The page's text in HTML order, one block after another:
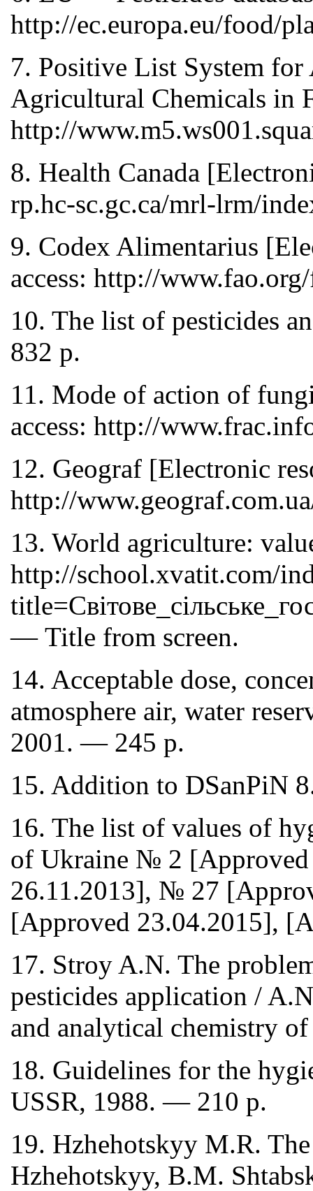
http://ec.europa.eu/food/
7. Positive List System
Agricultural Chemicals in
http://
8. Health Canada
rp.hc-sc.gc.ca/mrl-lrm/
9. Codex Alimentarius
access: http://
10. The list of pesticides
832 p.
11. Mode of action of
access: http://
12. Geograf [Electronic
http://
13. World agriculture:
http://school.xvatit.com/
— Title from screen.
14. Acceptable dose,
atmosphere air, water
2001. — 245 p.
15. Addition to
16. The list of values of
of Ukraine № 2
26.11.2013], № 27
[Approved 23.04.2015],
17. Stroy A.N. The
pesticides application /
and analytical chemistry
18. Guidelines for the
USSR, 1988. — 210 p.
19. Hzhehotskyy M.R.
Hzhehotskyy, B.M.